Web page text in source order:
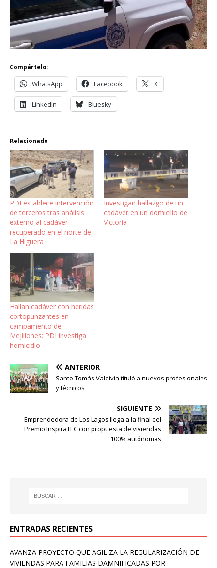
Compártelo:
WhatsApp Facebook X
LinkedIn Bluesky
Relacionado
PDI establece intervención
de terceros tras análisis
externo al cadáver
recuperado en el norte de
La Higuera
Investigan hallazgo de un
cadáver en un domicilio de
Victoria
Hallan cadáver con heridas
cortopunzantes en
campamento de
Mejillones: PDI investiga
homicidio
ANTERIOR
Santo Tomás Valdivia tituló a nuevos profesionales
y técnicos
SIGUIENTE
Emprendedora de Los Lagos llega a la final del
Premio InspiraTEC con propuesta de viviendas
100% autónomas
ENTRADAS RECIENTES
AVANZA PROYECTO QUE AGILIZA LA REGULARIZACIÓN DE
VIVIENDAS PARA FAMILIAS DAMNIFICADAS POR